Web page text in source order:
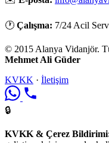
🕐 Çalışma: 7/24 Acil
© 2015 Alanya Vidanjör.
Mehmet Ali Güder
KVKK · İletişim
🔒
KVKK & Çerez